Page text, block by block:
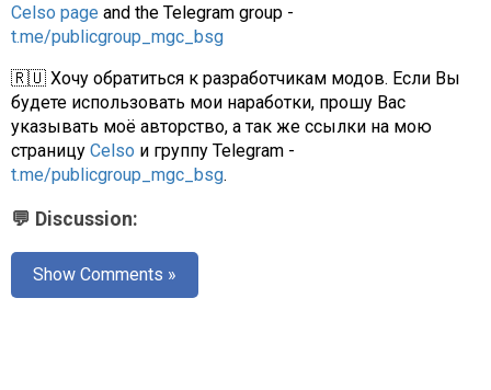
Celso page and the Telegram group -
t.me/publicgroup_mgc_bsg
🇷🇺 Хочу обратиться к разработчикам модов. Если Вы
будете использовать мои наработки, прошу Вас
указывать моё авторство, а так же ссылки на мою
страницу Celso и группу Telegram -
t.me/publicgroup_mgc_bsg.
💬 Discussion:
Show Comments »